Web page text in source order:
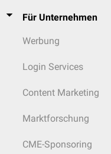
Für Unternehmen
Werbung
Login Services
Content Marketing
Marktforschung
CME-Sponsoring